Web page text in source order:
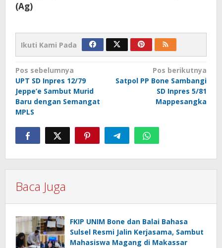
(Ag)
Ikuti Kami Pada
Navigasi
pos
Pos sebelumnya
UPT SD Inpres 12/79
Jeppe’e Sambut Murid
Baru dengan Semangat
MPLS
Pos berikutnya
Satpol PP Bone Sambangi
SD Inpres 5/81
Mappesangka
Baca Juga
FKIP UNIM Bone dan Balai Bahasa
Sulsel Resmi Jalin Kerjasama, Sambut
Mahasiswa Magang di Makassar